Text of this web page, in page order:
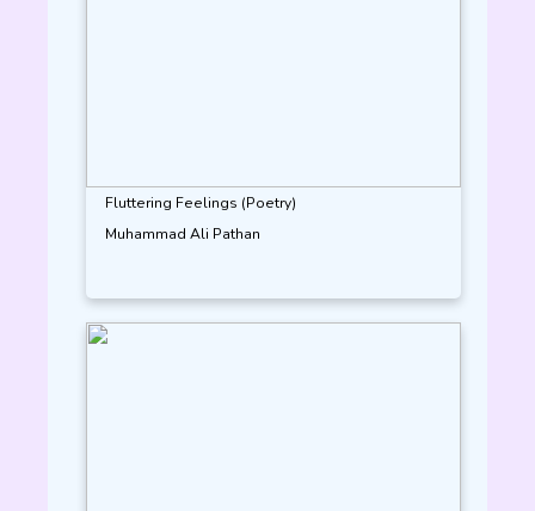
Fluttering Feelings (Poetry)
Muhammad Ali Pathan